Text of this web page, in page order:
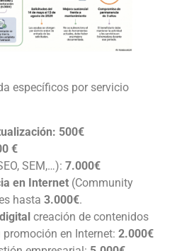
específicos por servicio
500€
€
SEM,…):7.000€
en Internet (Community
hasta3.000€.
creación de contenidos
en Internet: 2.000€